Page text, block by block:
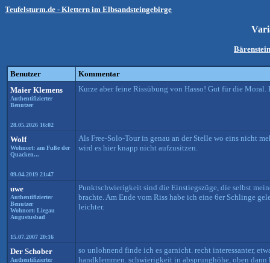
Teufelsturm.de - Klettern im Elbsandsteingebirge
Benutzer
Kommentar
Maier Klemens
Authentifizierter
Benutzer
28.05.2026 16:02
Kurze aber feine Rissübung von Hasso! Gut für die
Wolf
Wohnort: am Fuße der
Quacken...
09.04.2019 21:47
Als Free-Solo-Tour in genau an der Stelle wo eins nicht
wird es hier knapp nicht aufzusitzen.
uwe
Authentifizierter
Benutzer
Wohnort: Liegau
Augustusbad
15.07.2007 20:16
Punktschwierigkeit sind die Einstiegszüge, die selbst
brachte. Am Ende vom Riss habe ich eine 6er Schlinge
leichter.
Der Schober
Authentifizierter
so unlohnend finde ich es garnicht. recht interessanter,
handklemmen. schwierigkeit in absprunghöhe, oben dann